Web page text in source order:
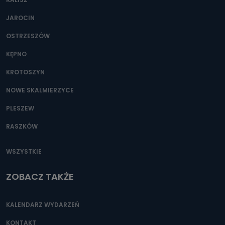
JAROCIN
OSTRZESZÓW
KĘPNO
KROTOSZYN
NOWE SKALMIERZYCE
PLESZEW
RASZKÓW
WSZYSTKIE
ZOBACZ TAKŻE
KALENDARZ WYDARZEŃ
KONTAKT